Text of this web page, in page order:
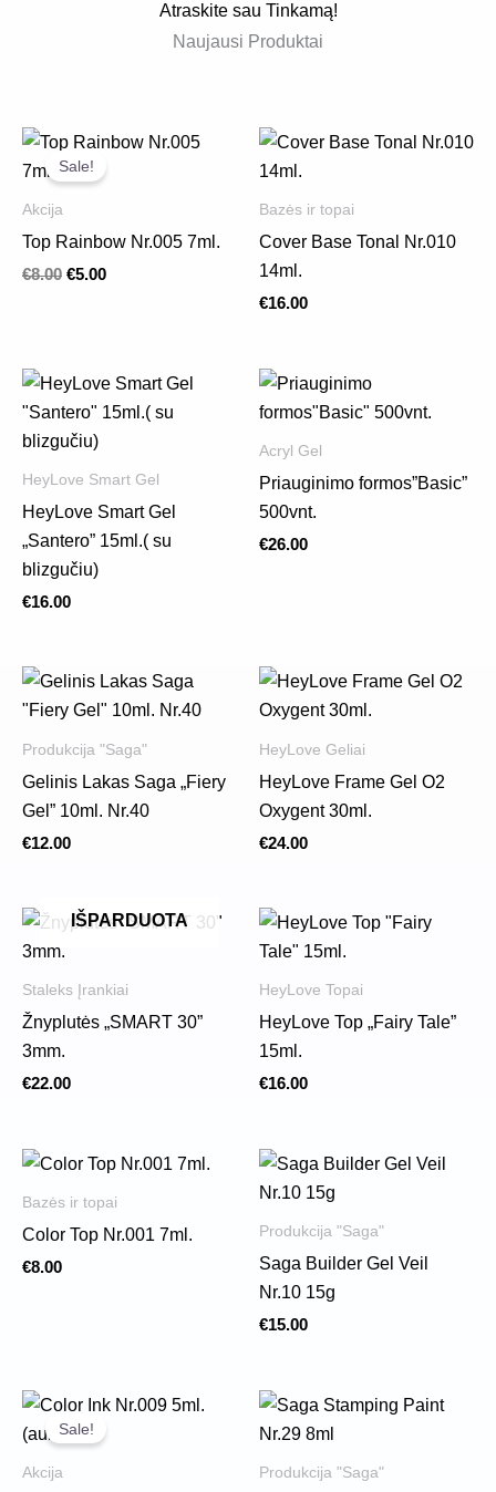
Atraskite sau Tinkamą!
Naujausi Produktai
Sale!
Akcija
Top Rainbow Nr.005 7ml.
€8.00
Original
price
was:
€5.00
Current
Bazės ir topai
Cover Base Tonal Nr.010
14ml.
€16.00
HeyLove Smart Gel
HeyLove Smart Gel
„Santero” 15ml.( su
blizgučiu)
€16.00
Acryl Gel
Priauginimo formos”Basic”
500vnt.
€26.00
Produkcija "Saga"
Gelinis Lakas Saga „Fiery
Gel” 10ml. Nr.40
€12.00
HeyLove Geliai
HeyLove Frame Gel O2
Oxygent 30ml.
€24.00
IŠPARDUOTA
Staleks Įrankiai
Žnyplutės „SMART 30”
3mm.
€22.00
HeyLove Topai
HeyLove Top „Fairy Tale”
15ml.
€16.00
Bazės ir topai
Color Top Nr.001 7ml.
€8.00
Produkcija "Saga"
Saga Builder Gel Veil
Nr.10 15g
€15.00
Sale!
Akcija
Original
price
was:
Current
Produkcija "Saga"